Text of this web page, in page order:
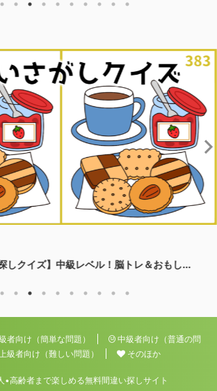
しクイズ】中級レベル！脳トレ＆おもし...
者向け（簡単な問題）
中級者向け（普通の問
級者向け（難しい問題） そのほか
•高齢者まで楽しめる無料間違い探しサイト